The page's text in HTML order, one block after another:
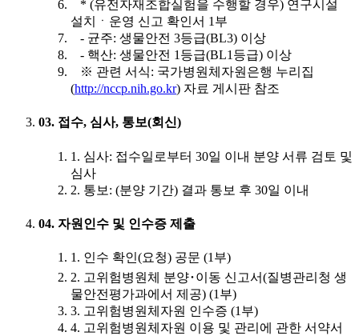
* (유전자재조합실험을 수행할 경우) 연구시설
설치ㆍ운영 신고 확인서 1부
- 균주: 생물안전 3등급(BL3) 이상
- 핵산: 생물안전 1등급(BL1등급) 이상
※ 관련 서식: 국가병원체자원은행 누리집
(http://nccp.nih.go.kr) 자료 게시판 참조
03. 접수, 심사, 통보(회신)
1. 심사: 접수일로부터 30일 이내 분양 서류 검토 및
심사
2. 통보: (분양 기간) 결과 통보 후 30일 이내
04. 자원인수 및 인수증 제출
1. 인수 확인(요청) 공문 (1부)
2. 고위험병원체 분양･이동 신고서(질병관리청 생
물안전평가과에서 제공) (1부)
3. 고위험병원체자원 인수증 (1부)
4. 고위험병원체자원 이용 및 관리에 관한 서약서